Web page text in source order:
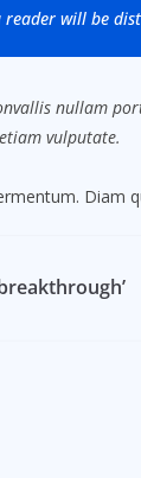
will be
nullam
vulputate.